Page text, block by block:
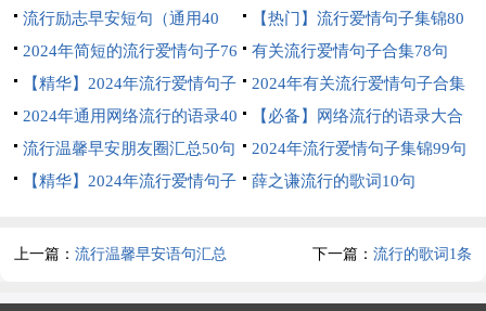
流行励志早安短句（通用40
句）
【热门】流行爱情句子集锦80
条
2024年简短的流行爱情句子76
条
有关流行爱情句子合集78句
【精华】2024年流行爱情句子
集锦96句
2024年有关流行爱情句子合集
90条
2024年通用网络流行的语录40
句
【必备】网络流行的语录大合
集73条
流行温馨早安朋友圈汇总50句
2024年流行爱情句子集锦99句
【精华】2024年流行爱情句子
薛之谦流行的歌词10句
上一篇：流行温馨早安语句汇总 下一篇： 流行的歌词1条